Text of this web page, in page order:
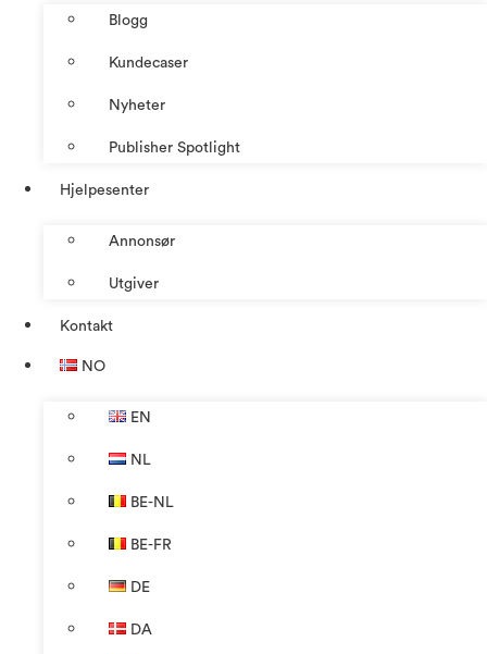
Blogg
Kundecaser
Nyheter
Publisher Spotlight
Hjelpesenter
Annonsør
Utgiver
Kontakt
NO
EN
NL
BE-NL
BE-FR
DE
DA